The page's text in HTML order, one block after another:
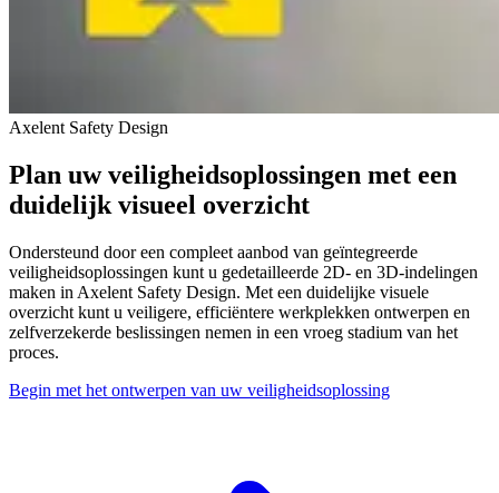
Axelent Safety Design
Plan uw veiligheidsoplossingen met een
duidelijk visueel overzicht
Ondersteund door een compleet aanbod van geïntegreerde
veiligheidsoplossingen kunt u gedetailleerde 2D- en 3D-indelingen
maken in Axelent Safety Design. Met een duidelijke visuele
overzicht kunt u veiligere, efficiëntere werkplekken ontwerpen en
zelfverzekerde beslissingen nemen in een vroeg stadium van het
proces.
Begin met het ontwerpen van uw veiligheidsoplossing